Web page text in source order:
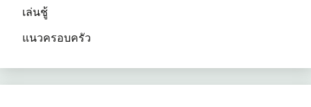
เล่นชู้
แนวครอบครัว